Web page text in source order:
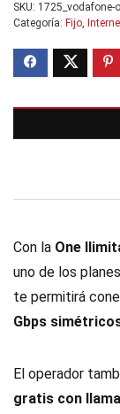
SKU: 1725_vodafone-
Categoría: Fijo,
Con la One
uno de los
te permitirá
Gbps
El operador
gratis con